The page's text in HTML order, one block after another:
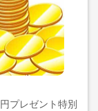
プレゼント特別